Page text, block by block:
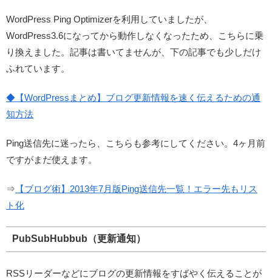
WordPress Ping Optimizerを利用していましたが、
WordPress3.6になってから動作しなくなったため、こちらに乗
り換えました。記事は書いてませんが、下の記事でも少しだけ
ふれています。
◆【WordPressまとめ】ブログ更新情報を速く伝えるための通
知方法
Ping送信先に迷ったら、こちらも参考にしてください。4ヶ月前
ですがまだ使えます。
⇒ 【ブログ術】2013年7月版Ping送信先一覧！エラー先もリス
ト化
PubSubHubbub（更新通知）
RSSリーダーなどにブログの更新情報をすばやく伝えることが